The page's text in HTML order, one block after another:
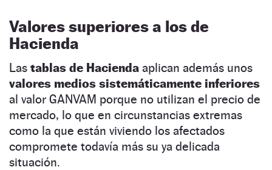
Valores superiores a los de
Hacienda
Las tablas de Hacienda aplican además unos
valores medios sistemáticamente inferiores
al valor GANVAM porque no utilizan el precio de
mercado, lo que en circunstancias extremas
como la que están viviendo los afectados
compromete todavía más su ya delicada
situación.